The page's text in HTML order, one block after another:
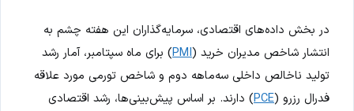
در بخش داده‌های اقتصادی، سرمایه‌گذاران این هفته چشم به
انتشار شاخص مدیران خرید (PMI) برای ماه سپتامبر، آمار رشد
تولید ناخالص داخلی سه‌ماهه دوم و شاخص تورمی مورد علاقه
فدرال رزرو (PCE) دارند. بر اساس پیش‌بینی‌ها، رشد اقتصادی